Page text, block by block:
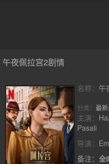
午夜佩拉宫2剧情
名称： 午
分类： 最
主演：
Pasali
导演：
备注： 全